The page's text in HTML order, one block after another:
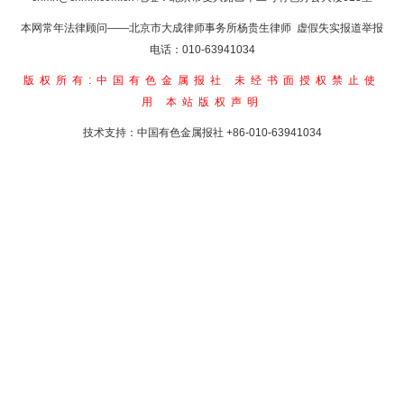
本网常年法律顾问——北京市大成律师事务所杨贵生律师 虚假失实报道举报
电话：010-63941034
版权所有:中国有色金属报社
未经书面授权禁止使
用 本站版权声明
技术支持：中国有色金属报社 +86-010-63941034